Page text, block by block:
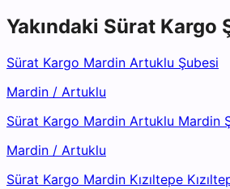
Yakındaki Sürat Kargo
Sürat Kargo Mardin Artuklu Şubesi
Mardin / Artuklu
Sürat Kargo Mardin Artuklu Mardin
Mardin / Artuklu
Sürat Kargo Mardin Kızıltepe